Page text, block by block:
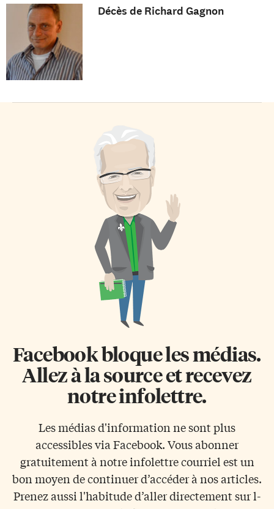
Décès de Richard Gagnon
Facebook bloque les médias.
Allez à la source et recevez
notre infolettre.
Les médias d'information ne sont plus
accessibles via Facebook. Vous abonner
gratuitement à notre infolettre courriel est un
bon moyen de continuer d’accéder à nos articles.
Prenez aussi l'habitude d’aller directement sur l-